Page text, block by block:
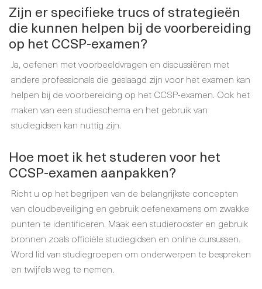
Zijn er specifieke trucs of strategieën
die kunnen helpen bij de voorbereiding
op het CCSP-examen?
Ja, oefenen met voorbeeldvragen en discussiëren met
andere professionals die geslaagd zijn voor het examen kan
helpen bij de voorbereiding op het CCSP-examen. Ook het
maken van een studieschema en het gebruik van
studiegidsen kan nuttig zijn.
Hoe moet ik het studeren voor het
CCSP-examen aanpakken?
Richt u op het begrijpen van de belangrijkste concepten
van cloudbeveiliging en gebruik oefenexamens om zwakke
punten te identificeren. Maak een studierooster en gebruik
bronnen zoals officiële studiegidsen en online cursussen.
Word lid van studiegroepen om onderwerpen te bespreken
en twijfels weg te nemen.